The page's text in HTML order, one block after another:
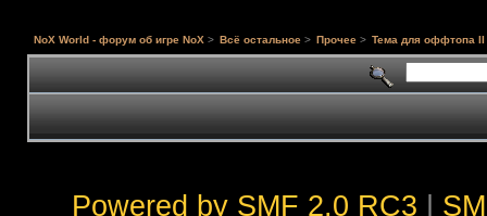
NoX World - форум об игре NoX> Всё остальное > Прочее > Тема для оффтопа II
Powered by SMF 2.0 RC3